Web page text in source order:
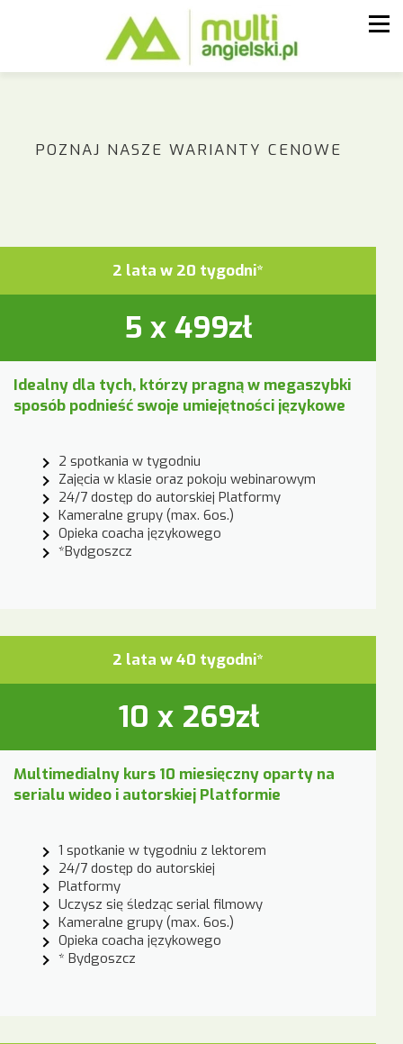
POZNAJ NASZE WARIANTY CENOWE
2 lata w 20 tygodni*
5 x 499zł
Idealny dla tych, którzy pragną w megaszybki
sposób podnieść swoje umiejętności językowe
2 spotkania w tygodniu
Zajęcia w klasie oraz pokoju webinarowym
24/7 dostęp do autorskiej Platformy
Kameralne grupy (max. 6os.)
Opieka coacha językowego
*Bydgoszcz
2 lata w 40 tygodni*
10 x 269zł
Multimedialny kurs 10 miesięczny oparty na
serialu wideo i autorskiej Platformie
1 spotkanie w tygodniu z lektorem
24/7 dostęp do autorskiej
Platformy
Uczysz się śledząc serial filmowy
Kameralne grupy (max. 6os.)
Opieka coacha językowego
* Bydgoszcz